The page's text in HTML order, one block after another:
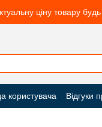
ціну товару
користувача Відгуки